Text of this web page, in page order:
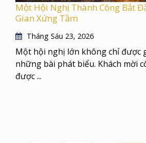
Một Hội Nghị Thành Công Bắt
Gian Xứng Tầm
Tháng Sáu 23, 2026
Một hội nghị lớn không chỉ được
những bài phát biểu. Khách mời
được ...